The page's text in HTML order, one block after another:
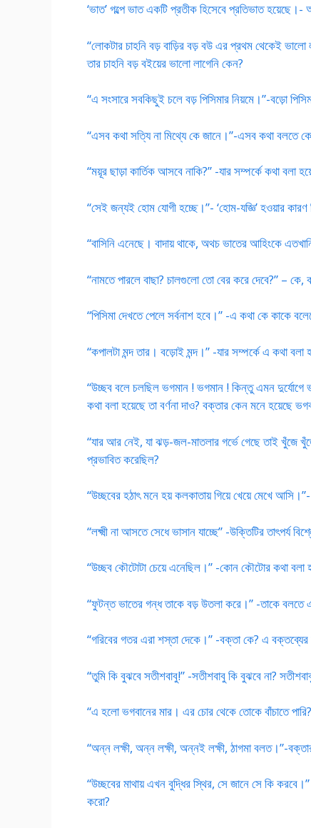
‘ভাত’ গল্পে ভাত একটি প্রতীক হিসেবে প্রতিভাত
“লোকটার চাহনি বড় বাড়ির বড় বউ এর প্রথম থেকেই ভালো
তার চাহনি বড় বইয়ের ভালো লাগেনি কেন?
“এ সংসারে সবকিছুই চলে বড় পিসিমার নিয়মে।”-বড়ো
“এসব কথা সত্যি না মিথ্যে কে জানে।”-এসব কথা বলতে
“ময়ূর ছাড়া কার্তিক আসবে নাকি?” -যার সম্পর্কে কথা বলা
“সেই জন্যই হোম যোগী হচ্ছে।”- ‘হোম-যজ্ঞি’ হওয়ার
“বাসিনি এনেছে। বাদায় থাকে, অথচ ভাতের আহিংকে
“নামতে পারলে বাছা? চালগুলো তো বের করে দেবে?” – কে,
“পিসিমা দেখতে পেলে সর্বনাশ হবে।” -এ কথা কে কাকে
“কপালটা মন্দ তার। বড়োই মন্দ।” -যার সম্পর্কে এ কথা বলা
“উচ্ছব বলে চলছিল ভগমান ! ভগমান ! কিন্তু এমন দুর্যোগে
কথা বলা হয়েছে তা বর্ণনা দাও? বক্তার কেন মনে হয়েছে
“যার আর নেই, যা ঝড়-জল-মাতলার গর্ভে গেছে তাই খুঁজে
প্রভাবিত করেছিল?
“উচ্ছবের হঠাৎ মনে হয় কলকাতায় গিয়ে খেয়ে মেখে
“লক্ষ্মী না আসতে সেধে ভাসান যাচ্ছে” -উক্তিটির তাৎপর্য
“উচ্ছব কৌটোটা চেয়ে এনেছিল।” -কোন কৌটোর কথা
“ফুটন্ত ভাতের গন্ধ তাকে বড় উতলা করে।” -তাকে বলতে
“গরিবের গতর এরা শস্তা দেকে।” -বক্তা কে? এ বক্তব্যের
“তুমি কি বুঝবে সতীশবাবু!” -সতীশবাবু কি বুঝবে না?
“এ হলো ভগবানের মার। এর চোর থেকে তোকে বাঁচাতে
“অন্ন লক্ষী, অন্ন লক্ষী, অন্ন‌ই লক্ষী, ঠাগমা বলত।”-
“উচ্ছবের মাথায় এখন বুদ্ধির স্থির, সে জানে সে কি
করো?